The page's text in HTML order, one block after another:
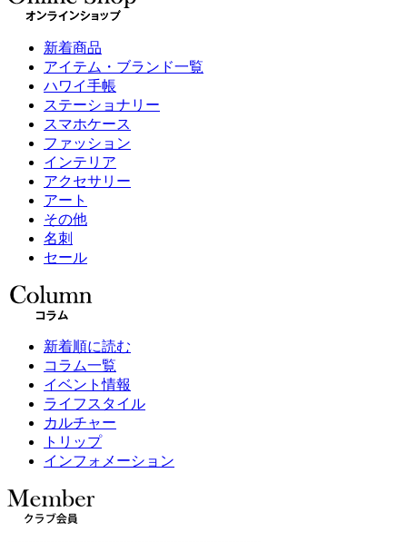
新着商品
アイテム・ブランド一覧
ハワイ手帳
ステーショナリー
スマホケース
ファッション
インテリア
アクセサリー
アート
その他
名刺
セール
新着順に読む
コラム一覧
イベント情報
ライフスタイル
カルチャー
トリップ
インフォメーション